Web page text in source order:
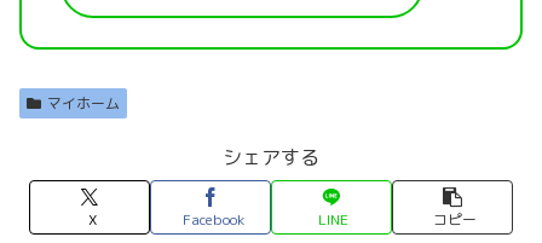
マイホーム
シェアする
X Facebook LINE コピー